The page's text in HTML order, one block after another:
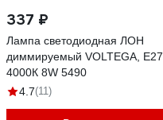
337 ₽
Лампа светодиодная ЛОН
диммируемый VOLTEGA, Е27
4000К 8W 5490
4.7(11)